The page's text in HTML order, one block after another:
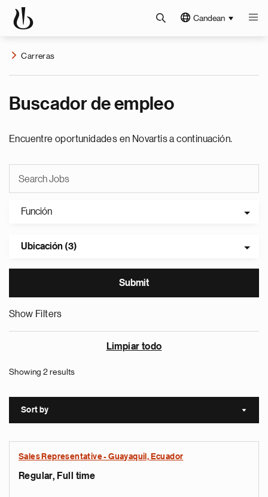
Candean
Carreras
Buscador de empleo
Encuentre oportunidades en Novartis a continuación.
Función
Ubicación (3)
Show Filters
Limpiar todo
Showing 2 results
Sort by Sort
Sales Representative - Guayaquil, Ecuador
Regular, Full time